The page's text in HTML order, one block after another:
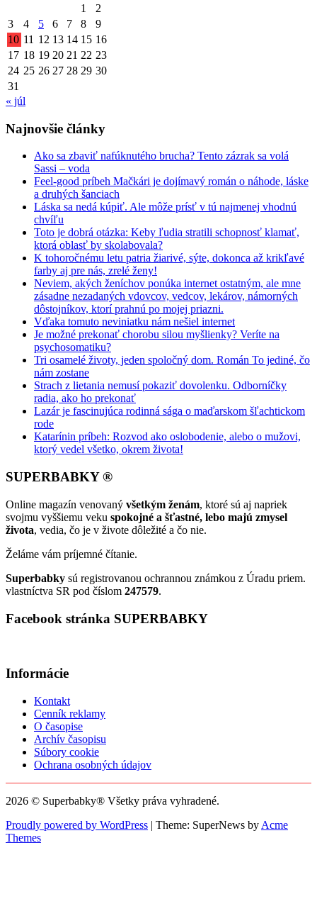
1
2
3
4 5 6 7 8
9
10 11 12 13 14 15 16
17 18 19 20 21 22 23
24 25 26 27 28 29 30
31
« júl
Najnovšie články
Ako sa zbaviť nafúknutého brucha? Tento zázrak sa volá
Sassi – voda
Feel-good príbeh Mačkári je dojímavý román o náhode, láske
a druhých šanciach
Láska sa nedá kúpiť. Ale môže prísť v tú najmenej vhodnú
chvíľu
Toto je dobrá otázka: Keby ľudia stratili schopnosť klamať,
ktorá oblasť by skolabovala?
K tohoročnému letu patria žiarivé, sýte, dokonca až krikľavé
farby aj pre nás, zrelé ženy!
Neviem, akých ženíchov ponúka internet ostatným, ale mne
zásadne nezadaných vdovcov, vedcov, lekárov, námorných
dôstojníkov, ktorí prahnú po mojej priazni.
Vďaka tomuto neviniatku nám nešiel internet
Je možné prekonať chorobu silou myšlienky? Veríte na
psychosomatiku?
Tri osamelé životy, jeden spoločný dom. Román To jediné, čo
nám zostane
Strach z lietania nemusí pokaziť dovolenku. Odborníčky
radia, ako ho prekonať
Lazár je fascinujúca rodinná sága o maďarskom šľachtickom
rode
Katarínin príbeh: Rozvod ako oslobodenie, alebo o mužovi,
ktorý vedel všetko, okrem života!
SUPERBABKY ®
Online magazín venovaný všetkým ženám, ktoré sú aj napriek
svojmu vyššiemu veku spokojné a šťastné, lebo majú zmysel
života, vedia, čo je v živote dôležité a čo nie.
Želáme vám príjemné čítanie.
Superbabky sú registrovanou ochrannou známkou z Úradu priem.
vlastníctva SR pod číslom 247579.
Facebook stránka SUPERBABKY
Informácie
Kontakt
Cenník reklamy
O časopise
Archív časopisu
Súbory cookie
Ochrana osobných údajov
2026 © Superbabky® Všetky práva vyhradené.
Proudly powered by WordPress | Theme: SuperNews by Acme
Themes